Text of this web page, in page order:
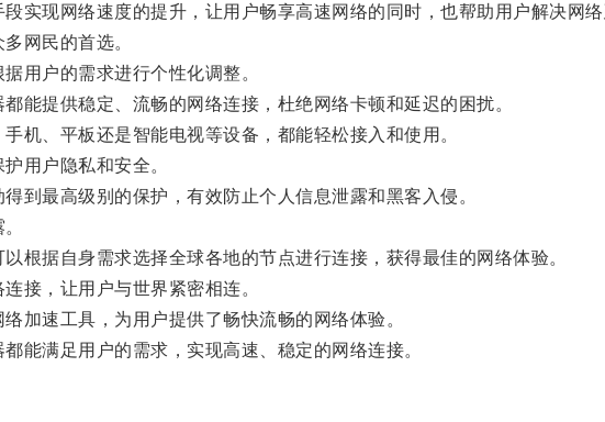
现网络速度的提升，让用户畅享高速网络的同时，也帮助用户解决网络
网民的首选。
用户的需求进行个性化调整。
提供稳定、流畅的网络连接，杜绝网络卡顿和延迟的困扰。
、平板还是智能电视等设备，都能轻松接入和使用。
用户隐私和安全。
最高级别的保护，有效防止个人信息泄露和黑客入侵。
据自身需求选择全球各地的节点进行连接，获得最佳的网络体验。
接，让用户与世界紧密相连。
速工具，为用户提供了畅快流畅的网络体验。
满足用户的需求，实现高速、稳定的网络连接。